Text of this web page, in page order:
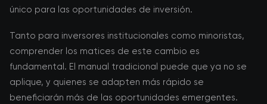
único para las oportunidades de inversión.
Tanto para inversores institucionales como minoristas,
comprender los matices de este cambio es
fundamental. El manual tradicional puede que ya no se
aplique, y quienes se adapten más rápido se
beneficiarán más de las oportunidades emergentes.